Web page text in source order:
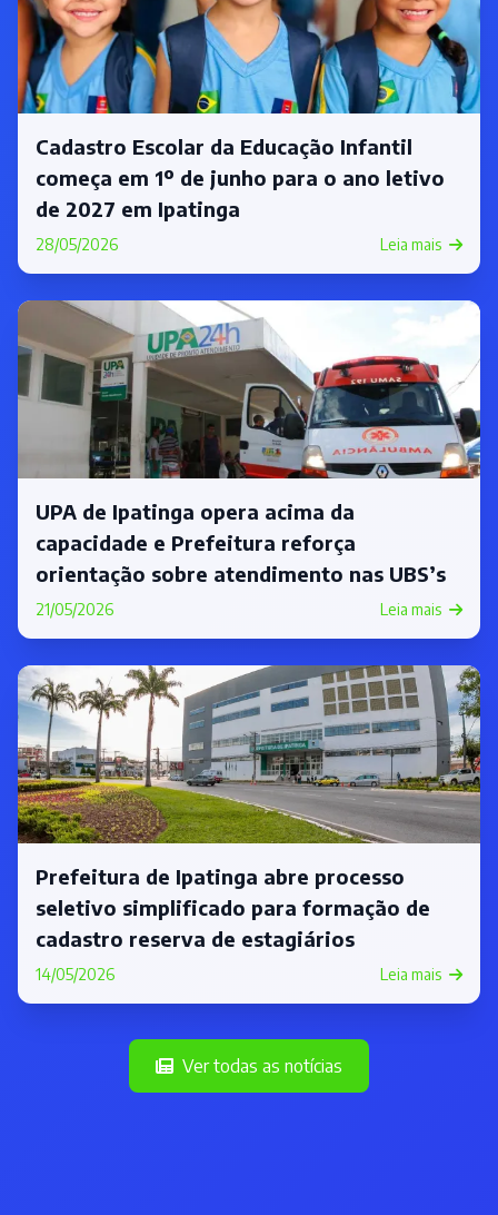
Cadastro Escolar da Educação Infantil
começa em 1º de junho para o ano letivo
de 2027 em Ipatinga
28/05/2026 Leia mais
UPA de Ipatinga opera acima da
capacidade e Prefeitura reforça
orientação sobre atendimento nas UBS’s
21/05/2026 Leia mais
Prefeitura de Ipatinga abre processo
seletivo simplificado para formação de
cadastro reserva de estagiários
14/05/2026 Leia mais
Ver todas as notícias